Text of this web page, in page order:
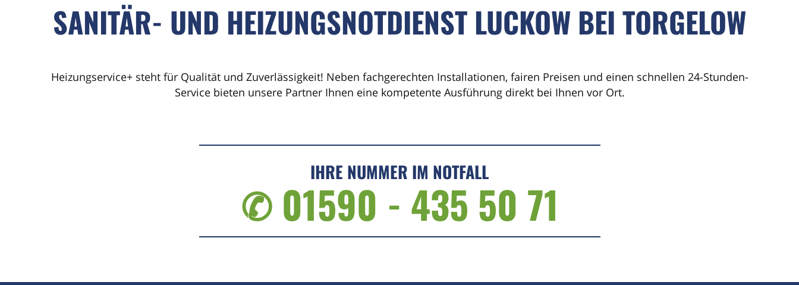
SANITÄR- UND HEIZUNGSNOTDIENST LUCKOW BEI TORGELOW
Heizungservice+ steht für Qualität und Zuverlässigkeit! Neben fachgerechten Installationen, fairen Preisen und einen schnellen 24-Stunden-
Service bieten unsere Partner Ihnen eine kompetente Ausführung direkt bei Ihnen vor Ort.
IHRE NUMMER IM NOTFALL
✆ 01590 - 435 50 71